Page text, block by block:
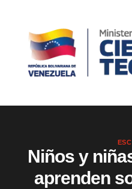
Niños y
aprenden